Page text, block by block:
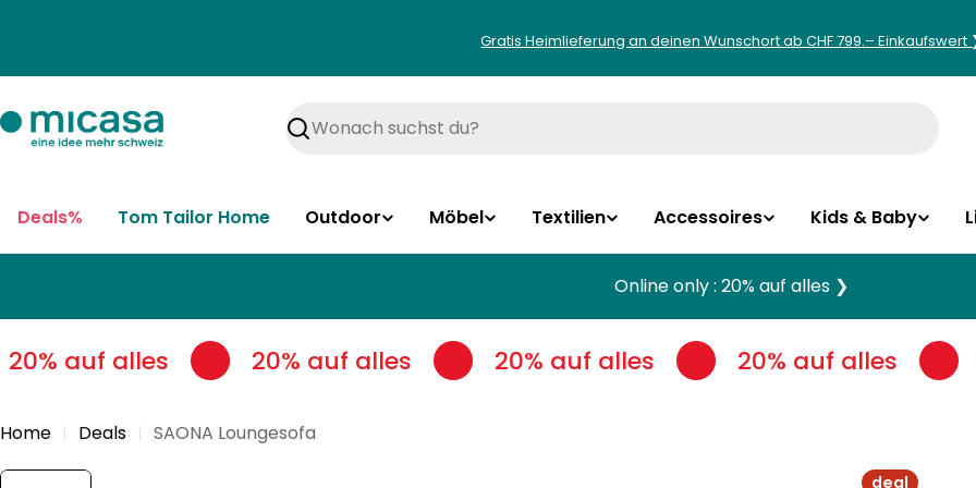
Gratis Heimlieferung an deinen Wunschort ab CHF 799.– Einkaufswert
Suchen
Deals% Tom Tailor Home Outdoor Möbel Textilien Accessoires Kids & Baby
Online only : 20% auf alles ❯
auf alles 20% auf alles 20% auf alles 20% auf alles
Home Deals SAONA Loungesofa
deal